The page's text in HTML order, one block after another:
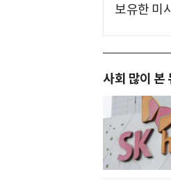
보유한 미
사회 많이 본